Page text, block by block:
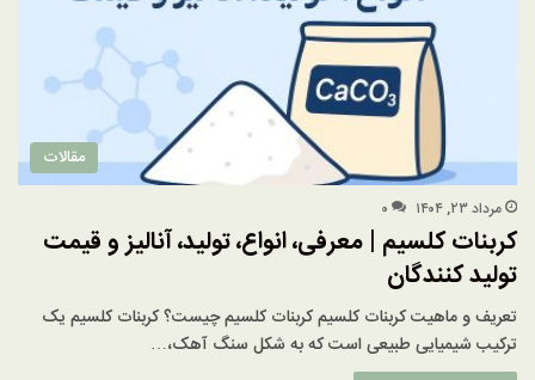
مقالات
مرداد ۲۳, ۱۴۰۴ ۰
کربنات کلسیم | معرفی، انواع، تولید، آنالیز و قیمت
تولید کنندگان
تعریف و ماهیت کربنات کلسیم کربنات کلسیم چیست؟ کربنات کلسیم یک
ترکیب شیمیایی طبیعی است که به شکل سنگ آهک،…